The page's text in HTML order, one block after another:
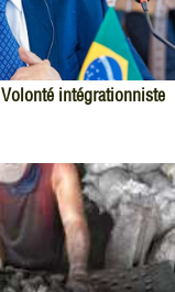
Volonté intégrationniste